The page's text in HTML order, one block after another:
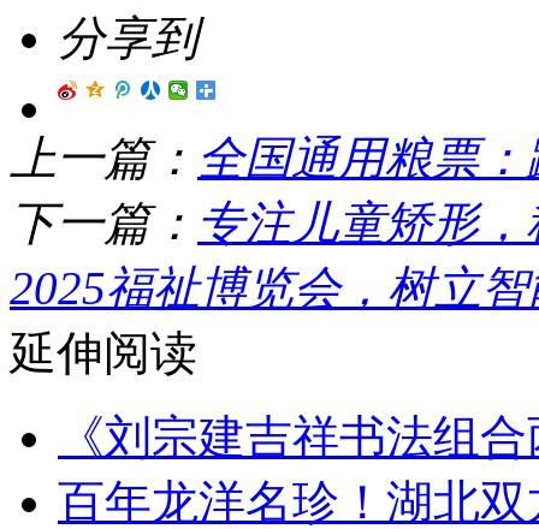
分享到
上一篇： 全国通用粮票
下一篇： 专注儿童矫形
2025福祉博览会，树立
延伸阅读
《刘宗建吉祥书法组
百年龙洋名珍！湖北